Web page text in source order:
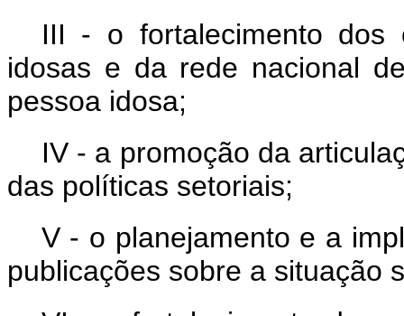
III - o fortalecimento dos
idosas e da rede nacional
pessoa idosa;
IV - a promoção da
das políticas setoriais;
V - o planejamento e a
publicações sobre a situação